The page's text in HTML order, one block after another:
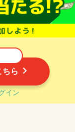
ら
イン